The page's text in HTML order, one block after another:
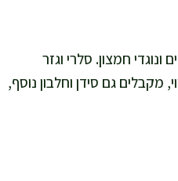
חמצון. סלרי וגזר
מקבלים גם סידן וחלבון נוסף,